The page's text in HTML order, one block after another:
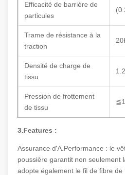
Efficacité de barrière de
particules
Trame de résistance à la
traction
Densité de charge de
tissu
Pression de frottement
de tissu
3.Features :
Assurance d'A.Performance : le
poussière garantit non seulement
adopte également le fil de fibre